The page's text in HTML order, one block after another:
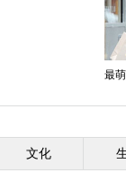
最
文化